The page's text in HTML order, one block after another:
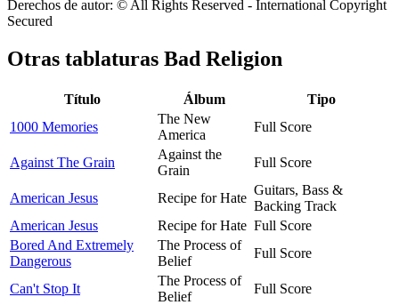
Derechos de autor: © All Rights Reserved - International Copyright
Secured
Otras tablaturas Bad Religion
Título Álbum
Tipo
1000 Memories
The New
America
Full Score
Against The Grain
Against the
Grain
Full Score
American Jesus Recipe for Hate
Guitars, Bass &
Backing Track
American Jesus
Recipe for Hate Full Score
Bored And Extremely
Dangerous
The Process of
Belief
Full Score
Can't Stop It
The Process of
Belief
Full Score